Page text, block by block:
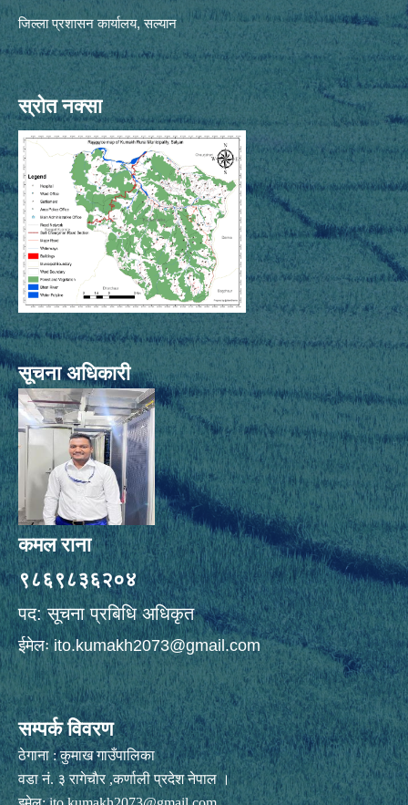
जिल्ला प्रशासन कार्यालय, सल्यान
स्रोत नक्सा
सूचना अधिकारी
कमल राना
९८६९८३६२०४
पद: सूचना प्रबिधि अधिकृत
ईमेलःito.kumakh2073@gmail.com
सम्पर्क विवरण
ठेगाना : कुमाख गाउँपालिका
वडा नं. ३ रागेचाैर ,कर्णाली प्रदेश नेपाल ।